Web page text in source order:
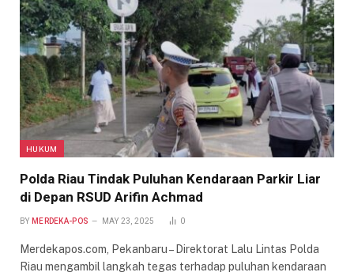
HUKUM
Polda Riau Tindak Puluhan Kendaraan Parkir Liar
di Depan RSUD Arifin Achmad
BY MERDEKA-POS MAY 23, 2025 0
Merdekapos.com, Pekanbaru – Direktorat Lalu Lintas Polda
Riau mengambil langkah tegas terhadap puluhan kendaraan